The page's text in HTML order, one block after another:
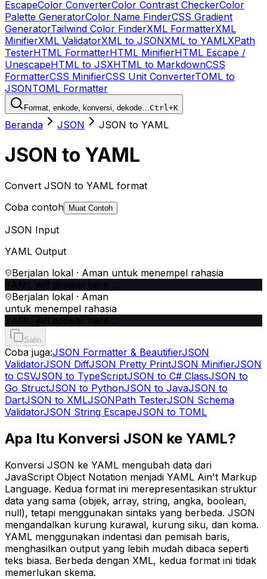
EscapeColor ConverterColor Contrast CheckerColor
Palette GeneratorColor Name FinderCSS Gradient
GeneratorTailwind Color FinderXML FormatterXML
MinifierXML ValidatorXML to JSONXML to YAMLXPath
TesterHTML FormatterHTML MinifierHTML Escape /
UnescapeHTML to JSXHTML to MarkdownCSS
FormatterCSS MinifierCSS Unit ConverterTOML to
JSONTOML Formatter
Format, enkode, konversi, dekode…Ctrl+K
Beranda JSON JSON to YAML
JSON to YAML
Convert JSON to YAML format
Coba contoh
Muat Contoh
JSON Input
YAML Output
Berjalan lokal · Aman untuk menempel rahasia
Berjalan lokal · Aman
untuk menempel rahasia
Salin
Coba juga:JSON Formatter & BeautifierJSON
ValidatorJSON DiffJSON Pretty PrintJSON MinifierJSON
to CSVJSON to TypeScriptJSON to C# ClassJSON to
Go StructJSON to PythonJSON to JavaJSON to
DartJSON to XMLJSONPath TesterJSON Schema
ValidatorJSON String EscapeJSON to TOML
Apa Itu Konversi JSON ke YAML?
Konversi JSON ke YAML mengubah data dari
JavaScript Object Notation menjadi YAML Ain't Markup
Language. Kedua format ini merepresentasikan struktur
data yang sama (objek, array, string, angka, boolean,
null), tetapi menggunakan sintaks yang berbeda. JSON
mengandalkan kurung kurawal, kurung siku, dan koma.
YAML menggunakan indentasi dan pemisah baris,
menghasilkan output yang lebih mudah dibaca seperti
teks biasa. Berbeda dengan XML, kedua format ini tidak
memerlukan skema.